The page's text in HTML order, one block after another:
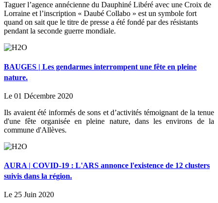
Taguer l’agence annécienne du Dauphiné Libéré avec une Croix de
Lorraine et l’inscription « Daubé Collabo » est un symbole fort
quand on sait que le titre de presse a été fondé par des résistants
pendant la seconde guerre mondiale.
BAUGES | Les gendarmes interrompent une fête en pleine
nature.
Le 01 Décembre 2020
Ils avaient été informés de sons et d’activités témoignant de la tenue
d'une fête organisée en pleine nature, dans les environs de la
commune d'Allèves.
AURA | COVID-19 : L'ARS annonce l'existence de 12 clusters
suivis dans la région.
Le 25 Juin 2020